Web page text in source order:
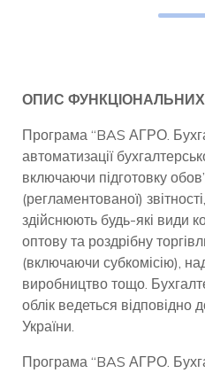
ОПИС
Програма “BAS АГРО.
автоматизації
включаючи підготовку
(регламентованої)
здійснюють будь-які види
оптову та роздрібну
(включаючи субкомісію),
виробництво тощо.
облік ведеться відповідно
України.
Програма “BAS АГРО.